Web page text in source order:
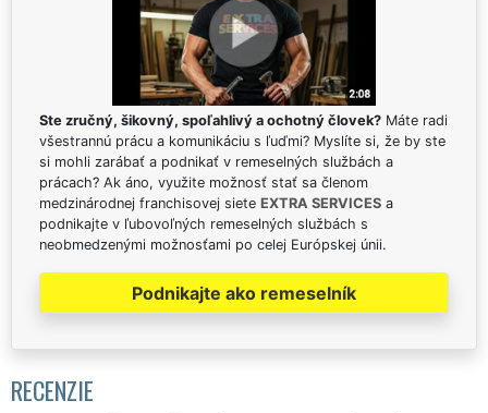
Ste zručný, šikovný, spoľahlivý a ochotný človek? Máte radi
všestrannú prácu a komunikáciu s ľuďmi? Myslíte si, že by ste
si mohli zarábať a podnikať v remeselných službách a
prácach? Ak áno, využite možnosť stať sa členom
medzinárodnej franchisovej siete EXTRA SERVICES a
podnikajte v ľubovoľných remeselných službách s
neobmedzenými možnosťami po celej Európskej únii.
Podnikajte ako remeselník
RECENZIE